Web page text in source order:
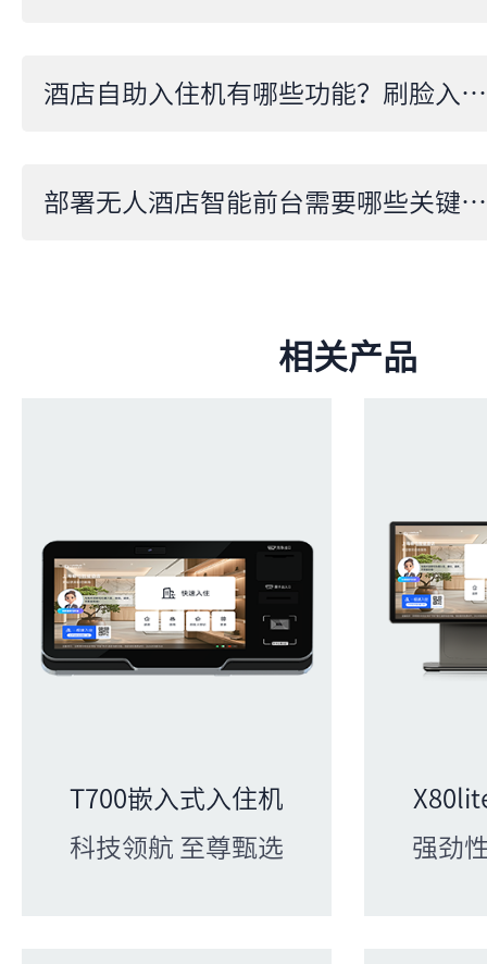
酒店自助入住机有哪些功能？刷脸入住、发票打印全解析
部署无人酒店智能前台需要哪些关键技术？从AI识别到自动化运维解析
相关产品
T700嵌入式入住机
科技领航 至尊甄选
强劲